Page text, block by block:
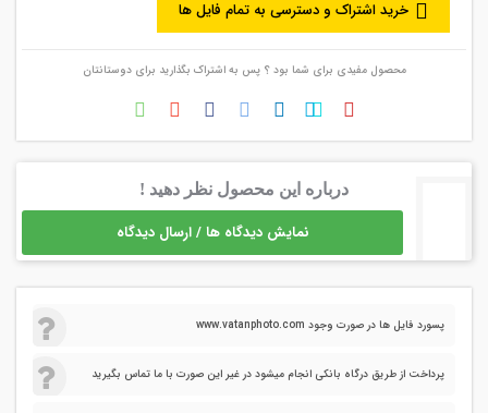
خرید اشتراک و دسترسی به تمام فایل ها
محصول مفیدی برای شما بود ؟ پس به اشتراک بگذارید برای دوستانتان
درباره این محصول نظر دهید !
نمایش دیدگاه ها / ارسال دیدگاه
پسورد فایل ها در صورت وجود www.vatanphoto.com
پرداخت از طریق درگاه بانکی انجام میشود در غیر این صورت با ما تماس بگیرید